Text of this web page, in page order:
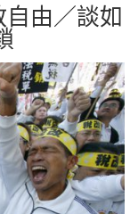
由／談如